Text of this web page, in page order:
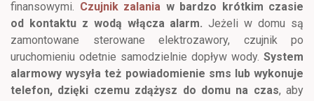
finansowymi. Czujnik zalania w bardzo krótkim czasie
od kontaktu z wodą włącza alarm. Jeżeli w domu są
zamontowane sterowane elektrozawory, czujnik po
uruchomieniu odetnie samodzielnie dopływ wody. System
alarmowy wysyła też powiadomienie sms lub wykonuje
telefon, dzięki czemu zdążysz do domu na czas, aby